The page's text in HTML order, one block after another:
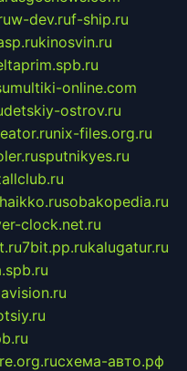
w-dev.ruf-ship.ru
kinosvin.ru
multiki-online.com
detskiy-ostrov.ru
nix-files.org.ru
sputnikyes.ru
haikko.rusobakopedia.ru
clock.net.ru
7bit.pp.rukalugatur.ru
схема-авто.рф